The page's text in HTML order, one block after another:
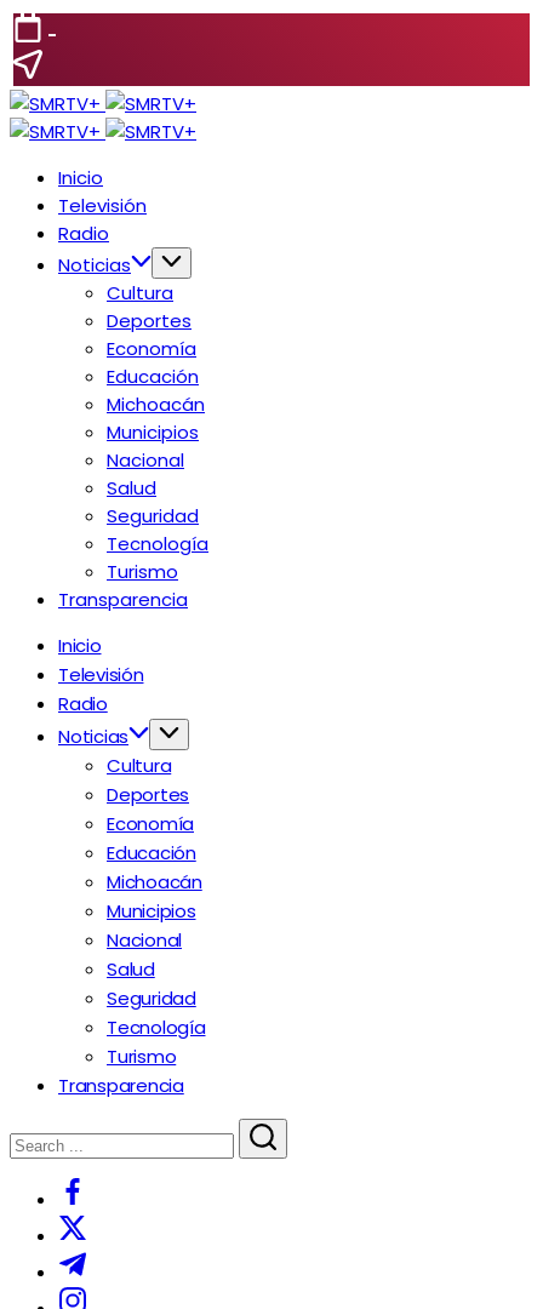
-
Inicio
Televisión
Radio
Noticias
Cultura
Deportes
Economía
Educación
Michoacán
Municipios
Nacional
Salud
Seguridad
Tecnología
Turismo
Transparencia
Inicio
Televisión
Radio
Noticias
Cultura
Deportes
Economía
Educación
Michoacán
Municipios
Nacional
Salud
Seguridad
Tecnología
Turismo
Transparencia